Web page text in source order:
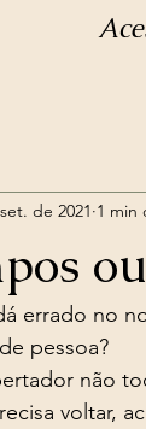
de 2021 1 min
errado no
pessoa?
voltar,